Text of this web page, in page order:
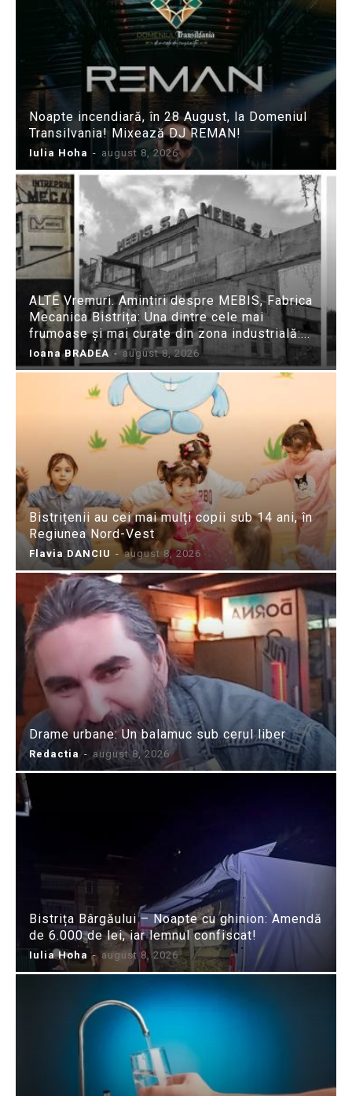
Noapte incendiară, în 28 August, la Domeniul
Transilvania! Mixează DJ REMAN!
Iulia Hoha - august 8, 2026
ALTE Vremuri. Amintiri despre MEBIS, Fabrica
Mecanica Bistrița: Una dintre cele mai
frumoase și mai curate din zona industrială:...
Ioana BRADEA - august 8, 2026
Bistrițenii au cei mai mulți copii sub 14 ani, în
Regiunea Nord-Vest
Flavia DANCIU - august 8, 2026
Drame urbane: Un balamuc sub cerul liber
Redactia - august 8, 2026
Bistrița Bârgăului – Noapte cu ghinion: Amendă
de 6.000 de lei, iar lemnul confiscat!
Iulia Hoha - august 8, 2026